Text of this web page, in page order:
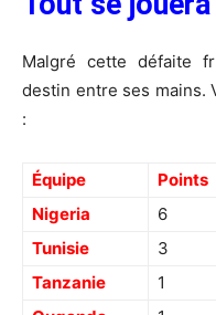
Malgré cette défaite
destin entre ses mains.
:
Équipe Points
Nigeria
6
Tunisie
3
Tanzanie
1